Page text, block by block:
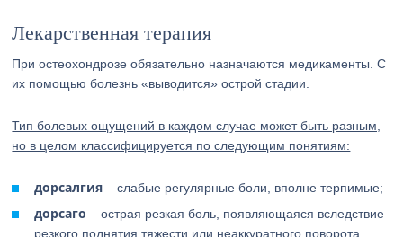
Лекарственная терапия
При остеохондрозе обязательно назначаются медикаменты. С
их помощью болезнь «выводится» острой стадии.
Тип болевых ощущений в каждом случае может быть разным,
но в целом классифицируется по следующим понятиям:
дорсалгия – слабые регулярные боли, вполне терпимые;
дорсаго – острая резкая боль, появляющаяся вследствие
резкого поднятия тяжести или неаккуратного поворота,